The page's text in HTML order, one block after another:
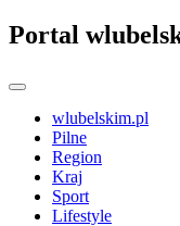
Portal
wlubelskim.pl
Pilne
Region
Kraj
Sport
Lifestyle